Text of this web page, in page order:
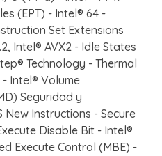
(EPT) - Intel® 64 -
Set Extensions
Intel® AVX2 - Idle States
Technology - Thermal
Intel® Volume
Seguridad y
New Instructions - Secure
Disable Bit - Intel®
Execute Control (MBE) -